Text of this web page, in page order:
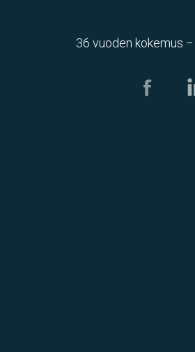
36 vuoden kokemus